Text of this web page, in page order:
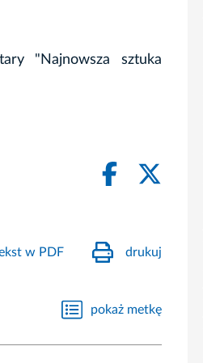
"Najnowsza sztuka
w PDF drukuj
pokaż metkę